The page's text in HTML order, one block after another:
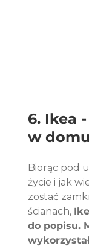
6. Ikea
w domu
Biorąc pod
życie i jak
zostać
ścianach,
do popisu.